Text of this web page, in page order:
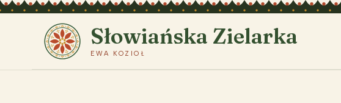
Przejdź
Słowiańska Zielarka
EWA KOZIOŁ